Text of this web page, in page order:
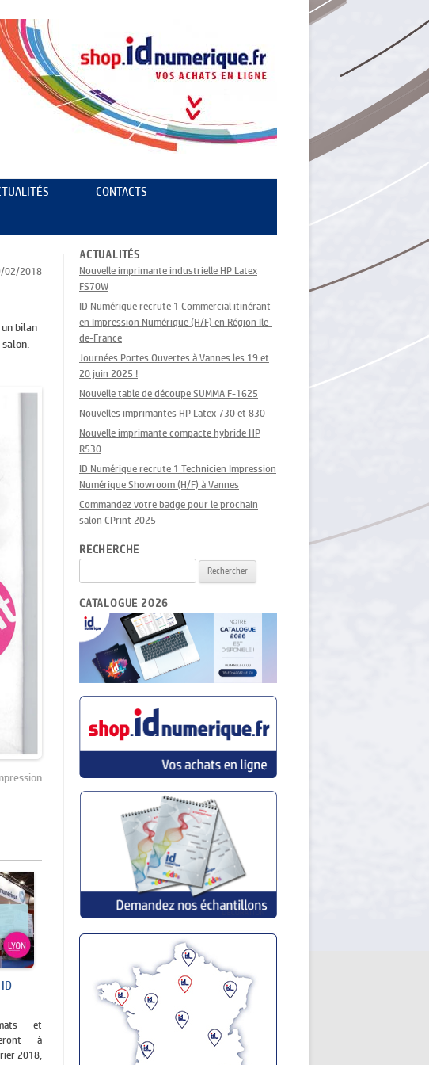
CONTACTS
02/2018
bilan
et
à
2018,
ACTUALITÉS
Nouvelle imprimante industrielle HP Latex
FS70W
ID Numérique recrute 1 Commercial itinérant
en Impression Numérique (H/F) en Région Ile-
de-France
Journées Portes Ouvertes à Vannes les 19 et
20 juin 2025 !
Nouvelle table de découpe SUMMA F-1625
Nouvelles imprimantes HP Latex 730 et 830
Nouvelle imprimante compacte hybride HP
R530
ID Numérique recrute 1 Technicien Impression
Numérique Showroom (H/F) à Vannes
Commandez votre badge pour le prochain
salon CPrint 2025
RECHERCHE
CATALOGUE 2026